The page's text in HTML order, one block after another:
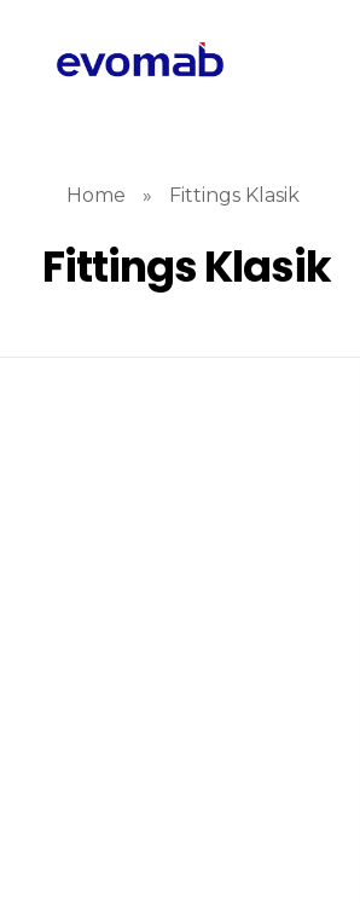
Home » Fittings Klasik
Fittings Klasik